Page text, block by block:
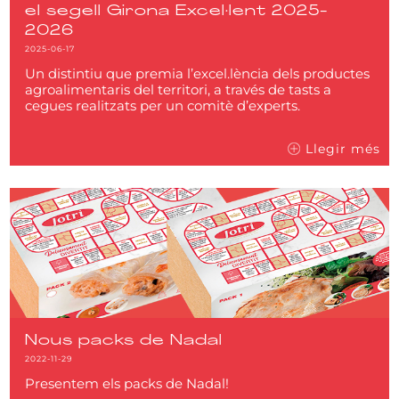
el segell Girona Excel·lent 2025-
2026
2025-06-17
Un distintiu que premia l’excel.lència dels productes
agroalimentaris del territori, a través de tasts a
cegues realitzats per un comitè d’experts.
Llegir més
Nous packs de Nadal
2022-11-29
Presentem els packs de Nadal!